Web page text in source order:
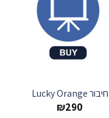
חיבור Lucky Orange
₪290